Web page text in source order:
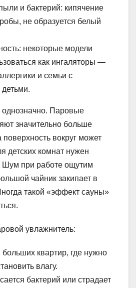
и бактерий: кипячение
не образуется белый
некоторые модели
как ингаляторы —
и семьи с
однозначно. Паровые
значительно больше
поверхность вокруг может
детских комнат нужен
Шум при работе ощутим
чайник закипает в
такой «эффект сауны»
увлажнитель:
квартир, где нужно
влагу.
бактерий или страдает